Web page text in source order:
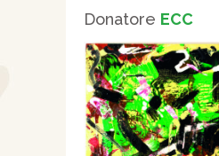
Donatore ECC